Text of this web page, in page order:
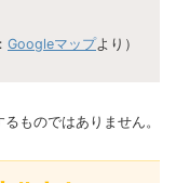
Googleマップより）
ものではありません。